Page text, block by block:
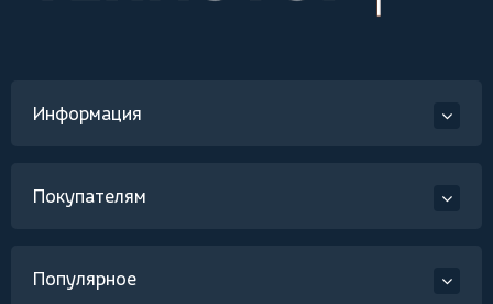
Информация
Покупателям
Популярное